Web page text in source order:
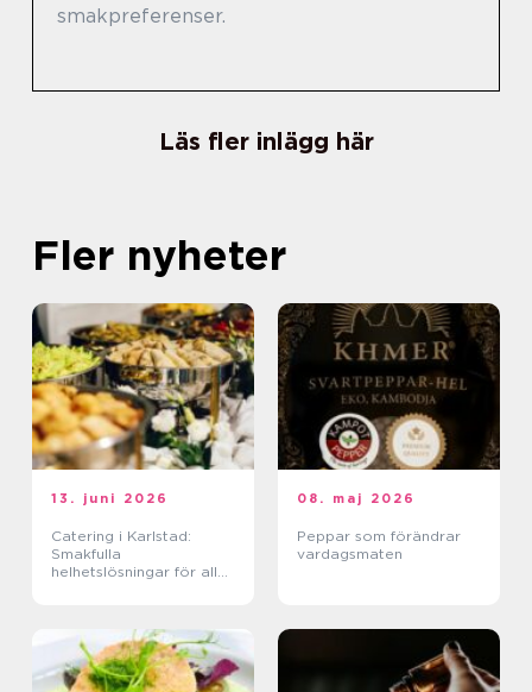
smakpreferenser.
Läs fler inlägg här
Fler nyheter
13. juni 2026
Catering i Karlstad:
Smakfulla
helhetslösningar för alla
08. maj 2026
Peppar som förändrar
vardagsmaten